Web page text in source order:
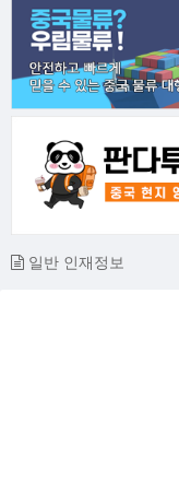
일반 인재정보